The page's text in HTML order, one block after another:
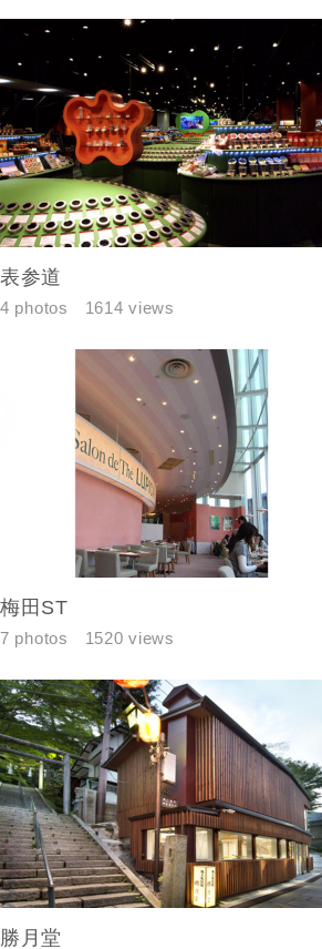
表参道
4 photos 1614 views
梅田ST
7 photos 1520 views
勝月堂
建築予定地
希望の予算
完成希望時期
当社は，当社の
当社はお客様
スのご案内の
当社は、本サ
任、その他の
当社は、お客
ないものとしま
専門家の都
じめご了承く